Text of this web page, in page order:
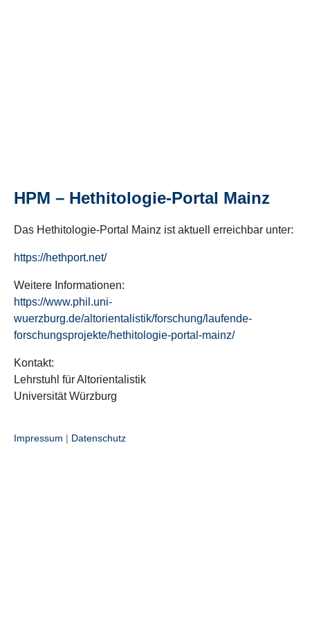
HPM – Hethitologie-Portal Mainz
Das Hethitologie-Portal Mainz ist aktuell erreichbar unter:
https://hethport.net/
Weitere Informationen:
https://www.phil.uni-
wuerzburg.de/altorientalistik/forschung/laufende-
forschungsprojekte/hethitologie-portal-mainz/
Kontakt:
Lehrstuhl für Altorientalistik
Universität Würzburg
Impressum | Datenschutz